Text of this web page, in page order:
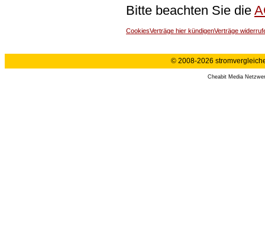
Bitte beachten Sie die
CookiesVerträge hier kündigenVerträge
© 2008-2026
Cheabit Media